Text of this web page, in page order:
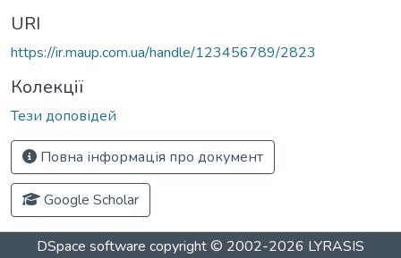
URI
https://ir.maup.com.ua/handle/123456789/2823
Колекції
Тези доповідей
Повна інформація про документ
Google Scholar
DSpace software copyright © 2002-2026 LYRASIS